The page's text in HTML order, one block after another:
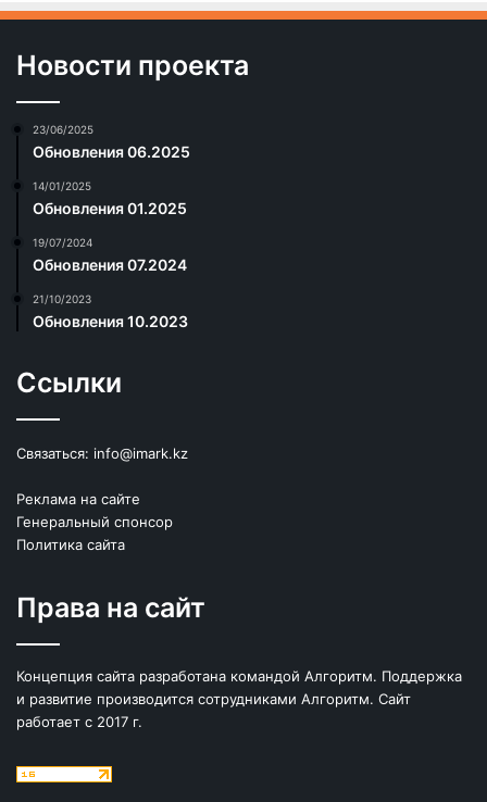
Новости проекта
23/06/2025
Обновления 06.2025
14/01/2025
Обновления 01.2025
19/07/2024
Обновления 07.2024
21/10/2023
Обновления 10.2023
Ссылки
Связаться: info@imark.kz
Реклама на сайте
Генеральный спонсор
Политика сайта
Права на сайт
Концепция сайта разработана командой Алгоритм. Поддержка
и развитие производится сотрудниками Алгоритм. Сайт
работает с 2017 г.